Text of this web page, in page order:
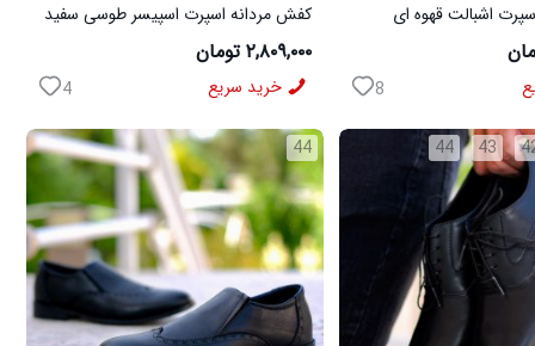
اشبالت قهوه ای
8
کفش مردانه اسپرت اسپیسر طوسی سفید
Salamon مدل 50728
۲,۸۰۹,۰۰۰ تومان
خرید سریع 4
43
44
44